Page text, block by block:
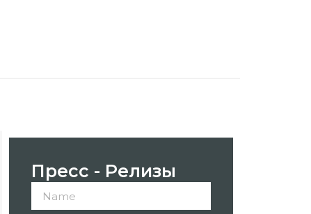
Пресс - Релизы